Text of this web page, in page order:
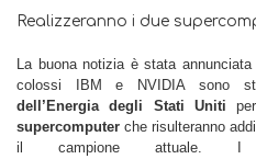
Realizzeranno i due
La buona notizia è stata
colossi IBM e NVIDIA sono
dell’Energia degli Stati Uniti
supercomputer che risulteranno
il campione attuale. I